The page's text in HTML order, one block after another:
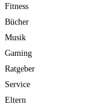
Fitness
Bücher
Musik
Gaming
Ratgeber
Service
Eltern